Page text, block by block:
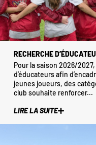
RECHERCHE
Pour la saison 2026/
d’éducateurs afin
jeunes joueurs, des
club souhaite renforcer...
LIRE LA SUITE